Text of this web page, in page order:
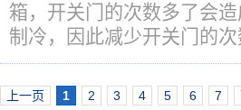
箱，开关门的次数多了会
制冷，因此减少开关门的
上一页 1 2 3 4 5 6 7